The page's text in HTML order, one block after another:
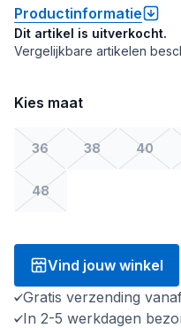
Productinformatie
Dit artikel is uitverkocht.
Vergelijkbare artikelen
Kies maat
36 38 40
48
Vind jouw winkel
Gratis verzending
In 2-5 werkdagen